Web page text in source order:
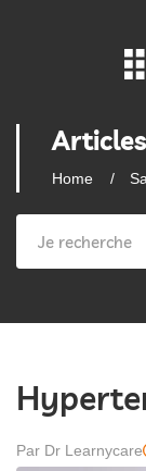
Articles
Home
Par Dr Learnycare